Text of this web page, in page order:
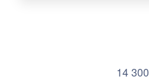
14 300